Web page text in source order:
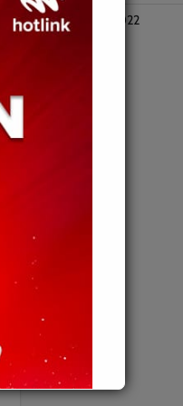
October 2022